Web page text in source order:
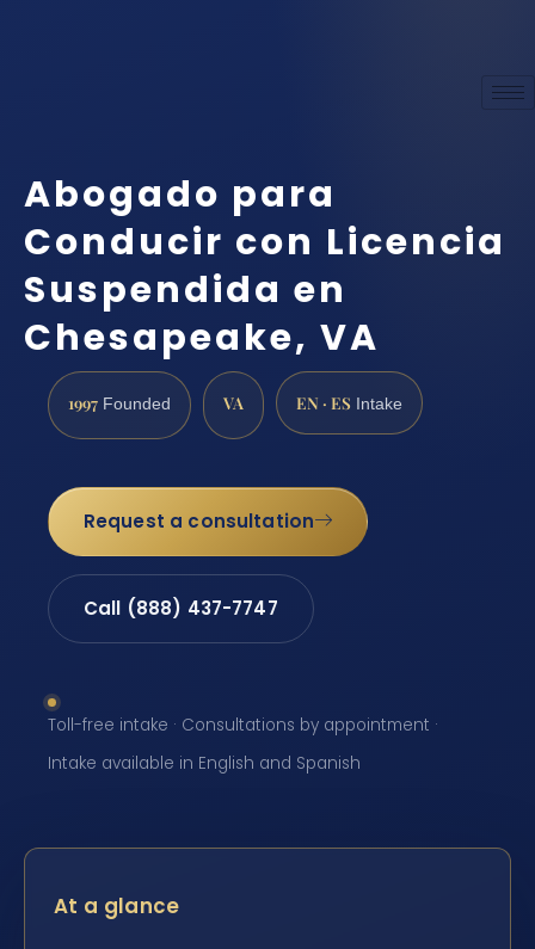
Abogado para
Conducir con Licencia
Suspendida en
Chesapeake, VA
1997 Founded VA EN · ES Intake
Request a consultation
Call (888) 437-7747
Toll-free intake · Consultations by appointment ·
Intake available in English and Spanish
At a glance